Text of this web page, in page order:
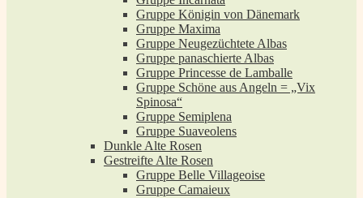
Gruppe Königin von Dänemark
Gruppe Maxima
Gruppe Neugezüchtete Albas
Gruppe panaschierte Albas
Gruppe Princesse de Lamballe
Gruppe Schöne aus Angeln = „Vix
Spinosa“
Gruppe Semiplena
Gruppe Suaveolens
Dunkle Alte Rosen
Gestreifte Alte Rosen
Gruppe Belle Villageoise
Gruppe Camaieux